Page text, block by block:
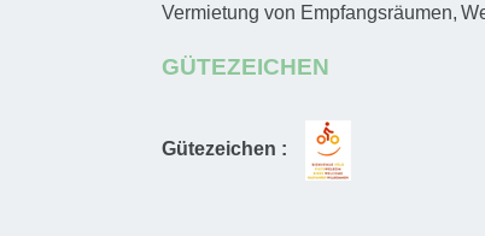
Vermietung von Empfangsräumen
GÜTEZEICHEN
Gütezeichen :